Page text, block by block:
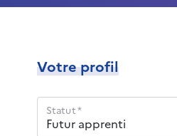
Votre profil
Statut *